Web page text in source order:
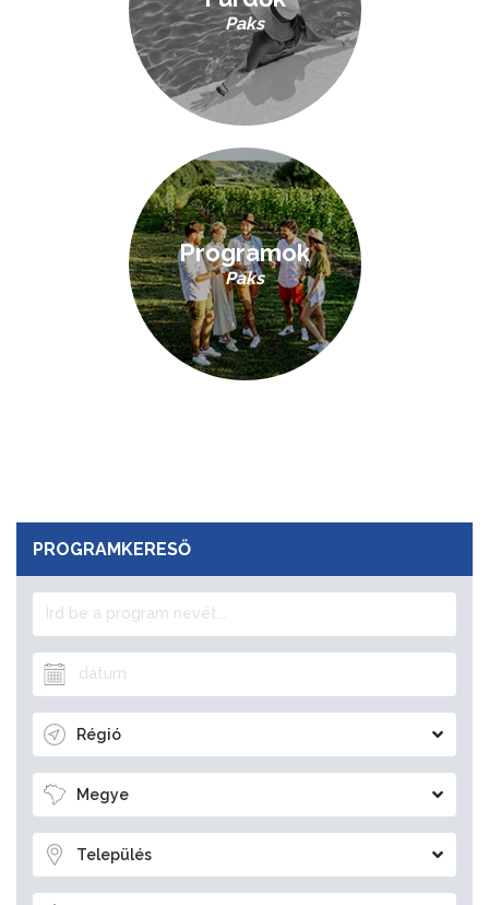
Paks
Programok
Paks
PROGRAMKERESŐ
Régió
Megye
Település